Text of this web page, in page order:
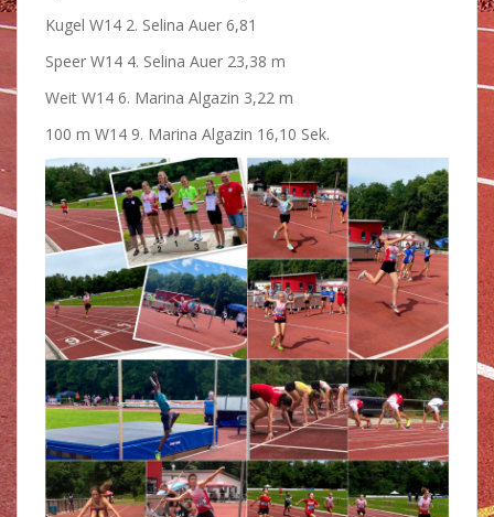
Kugel W14 2. Selina Auer 6,81
Speer W14 4. Selina Auer 23,38 m
Weit W14 6. Marina Algazin 3,22 m
100 m W14 9. Marina Algazin 16,10 Sek.